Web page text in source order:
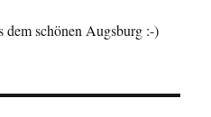
dem schönen Augsburg :-)